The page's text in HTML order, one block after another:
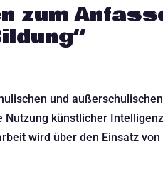
zum
und
künstlicher
wird über den Einsatz von